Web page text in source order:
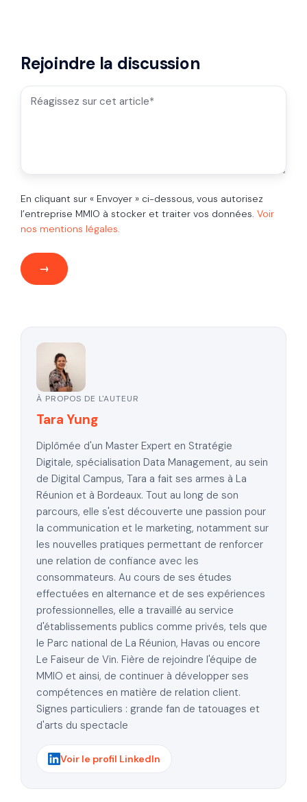
Rejoindre la discussion
En cliquant sur « Envoyer » ci-dessous, vous autorisez
l’entreprise MMIO à stocker et traiter vos données. Voir
nos mentions légales.
À PROPOS DE L'AUTEUR
Tara Yung
Diplômée d'un Master Expert en Stratégie
Digitale, spécialisation Data Management, au sein
de Digital Campus, Tara a fait ses armes à La
Réunion et à Bordeaux. Tout au long de son
parcours, elle s'est découverte une passion pour
la communication et le marketing, notamment sur
les nouvelles pratiques permettant de renforcer
une relation de confiance avec les
consommateurs. Au cours de ses études
effectuées en alternance et de ses expériences
professionnelles, elle a travaillé au service
d'établissements publics comme privés, tels que
le Parc national de La Réunion, Havas ou encore
Le Faiseur de Vin. Fière de rejoindre l'équipe de
MMIO et ainsi, de continuer à développer ses
compétences en matière de relation client.
Signes particuliers : grande fan de tatouages et
d'arts du spectacle
Voir le profil LinkedIn